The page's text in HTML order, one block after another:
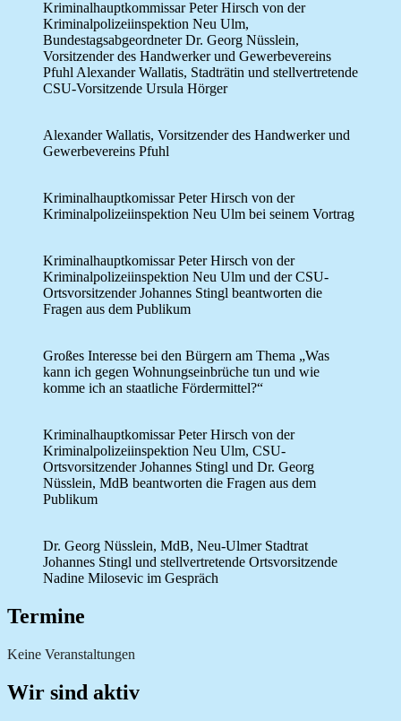
Kriminalhauptkommissar Peter Hirsch von der
Kriminalpolizeiinspektion Neu Ulm,
Bundestagsabgeordneter Dr. Georg Nüsslein,
Vorsitzender des Handwerker und Gewerbevereins
Pfuhl Alexander Wallatis, Stadträtin und stellvertretende
CSU-Vorsitzende Ursula Hörger
Alexander Wallatis, Vorsitzender des Handwerker und
Gewerbevereins Pfuhl
Kriminalhauptkomissar Peter Hirsch von der
Kriminalpolizeiinspektion Neu Ulm bei seinem Vortrag
Kriminalhauptkomissar Peter Hirsch von der
Kriminalpolizeiinspektion Neu Ulm und der CSU-
Ortsvorsitzender Johannes Stingl beantworten die
Fragen aus dem Publikum
Großes Interesse bei den Bürgern am Thema „Was
kann ich gegen Wohnungseinbrüche tun und wie
komme ich an staatliche Fördermittel?“
Kriminalhauptkomissar Peter Hirsch von der
Kriminalpolizeiinspektion Neu Ulm, CSU-
Ortsvorsitzender Johannes Stingl und Dr. Georg
Nüsslein, MdB beantworten die Fragen aus dem
Publikum
Dr. Georg Nüsslein, MdB, Neu-Ulmer Stadtrat
Johannes Stingl und stellvertretende Ortsvorsitzende
Nadine Milosevic im Gespräch
Termine
Keine Veranstaltungen
Wir sind aktiv